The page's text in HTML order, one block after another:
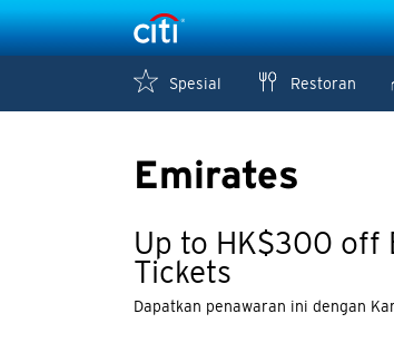
Spesial Restoran
Emirates
Up to HK$300 off
Tickets
Dapatkan penawaran ini dengan